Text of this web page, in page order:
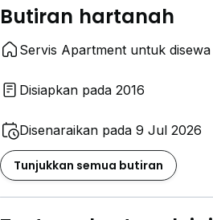
Butiran hartanah
Servis Apartment untuk disewa
Disiapkan pada 2016
Disenaraikan pada 9 Jul 2026
Tunjukkan semua butiran